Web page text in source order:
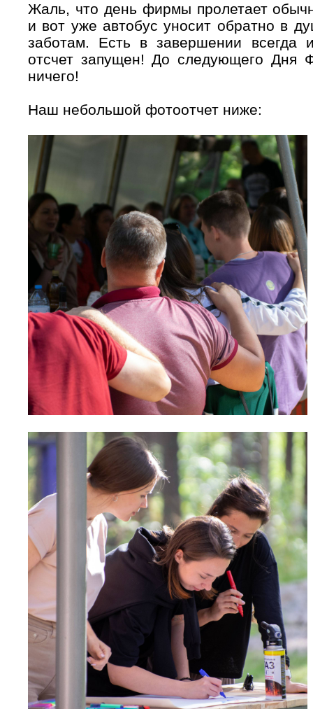
Жаль, что день фирмы пролетает
и вот уже автобус уносит обратно в
заботам. Есть в завершении всегда
отсчет запущен! До следующего Дня
ничего!
Наш небольшой фотоотчет ниже: